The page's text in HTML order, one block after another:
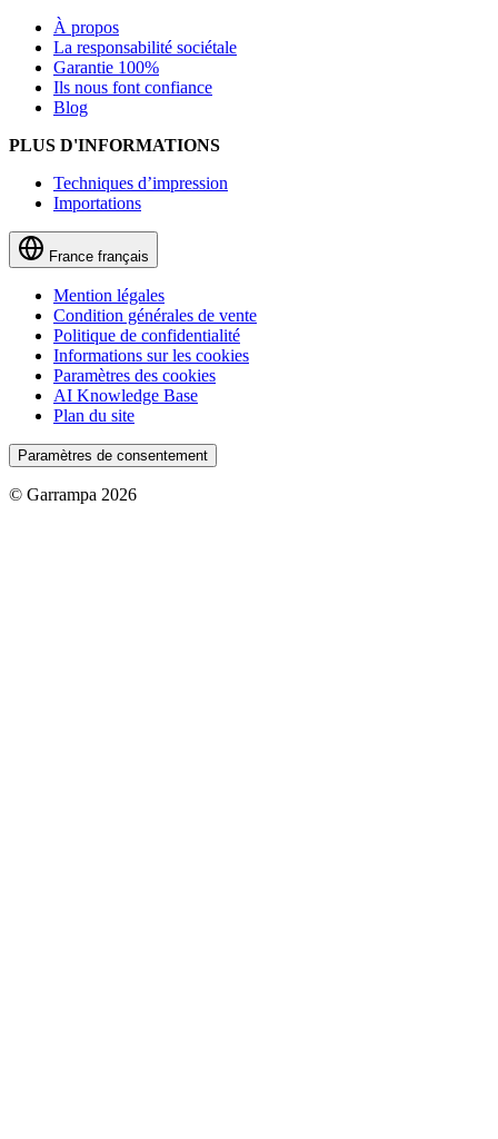
À propos
La responsabilité sociétale
Garantie 100%
Ils nous font confiance
Blog
PLUS D'INFORMATIONS
Techniques d’impression
Importations
France français
Mention légales
Condition générales de vente
Politique de confidentialité
Informations sur les cookies
Paramètres des cookies
AI Knowledge Base
Plan du site
Paramètres de consentement
© Garrampa 2026